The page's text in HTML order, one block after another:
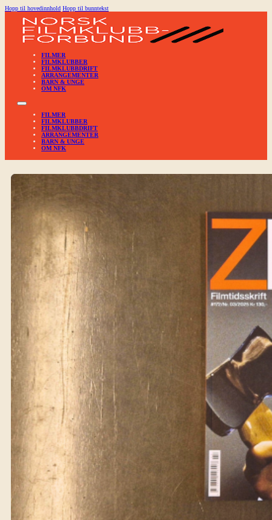
Hopp til hovedinnhold Hopp til bunntekst
FILMER
FILMKLUBBER
FILMKLUBBDRIFT
ARRANGEMENTER
BARN & UNGE
OM NFK
FILMER
FILMKLUBBER
FILMKLUBBDRIFT
ARRANGEMENTER
BARN & UNGE
OM NFK